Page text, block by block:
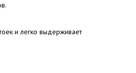
и легко выдерживает